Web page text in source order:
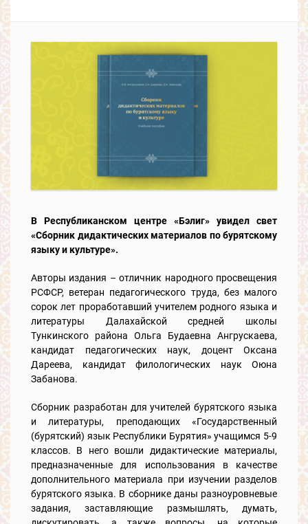
В Республиканском центре «Бэлиг» увидел свет
«Сборник дидактических материалов по бурятскому
языку и культуре».
Авторы издания – отличник народного просвещения
РСФСР, ветеран педагогического труда, без малого
сорок лет проработавший учителем родного языка и
литературы Далахайской средней школы
Тункинского района Ольга Будаевна Ангрускаева,
кандидат педагогических наук, доцент Оксана
Дареева, кандидат филологических наук Оюна
Забанова.
Сборник разработан для учителей бурятского языка
и литературы, преподающих «Государственный
(бурятский) язык Республики Бурятия» учащимся 5-9
классов. В него вошли дидактические материалы,
предназначенные для использования в качестве
дополнительного материала при изучении разделов
бурятского языка. В сборнике даны разноуровневые
задания, заставляющие размышлять, думать,